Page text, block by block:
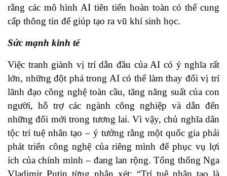
rằng các mô hình AI tiên tiến hoàn toàn có thể cung
cấp thông tin để giúp tạo ra vũ khí sinh học.
Sức mạnh kinh tế
Việc tranh giành vị trí dẫn đầu của AI có ý nghĩa rất
lớn, những đột phá trong AI có thể làm thay đổi vị trí
lãnh đạo công nghệ toàn cầu, tăng năng suất của con
người, hỗ trợ các ngành công nghiệp và dẫn đến
những đổi mới trong tương lai. Vì vậy, chủ nghĩa dân
tộc trí tuệ nhân tạo – ý tưởng rằng một quốc gia phải
phát triển công nghệ của riêng mình để phục vụ lợi
ích của chính mình – đang lan rộng. Tổng thống Nga